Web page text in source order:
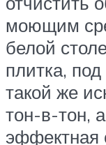
моющим
белой
плитка,
такой же
тон-в-тон,
эффектная